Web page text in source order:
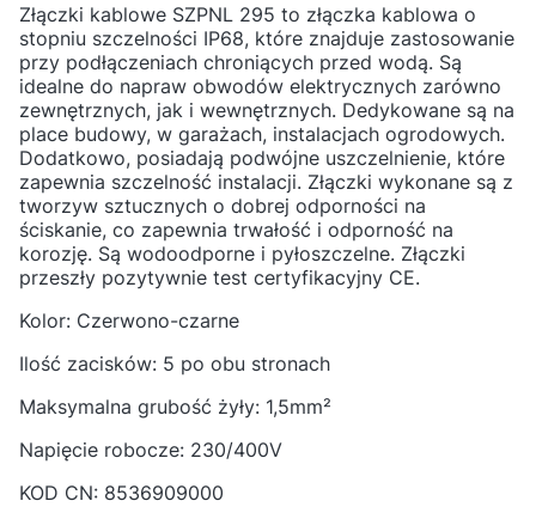
Złączki kablowe SZPNL 295 to złączka kablowa o
stopniu szczelności IP68, które znajduje zastosowanie
przy podłączeniach chroniących przed wodą. Są
idealne do napraw obwodów elektrycznych zarówno
zewnętrznych, jak i wewnętrznych. Dedykowane są na
place budowy, w garażach, instalacjach ogrodowych.
Dodatkowo, posiadają podwójne uszczelnienie, które
zapewnia szczelność instalacji. Złączki wykonane są z
tworzyw sztucznych o dobrej odporności na
ściskanie, co zapewnia trwałość i odporność na
korozję. Są wodoodporne i pyłoszczelne. Złączki
przeszły pozytywnie test certyfikacyjny CE.
Kolor: Czerwono-czarne
Ilość zacisków: 5 po obu stronach
Maksymalna grubość żyły: 1,5mm²
Napięcie robocze: 230/400V
KOD CN: 8536909000